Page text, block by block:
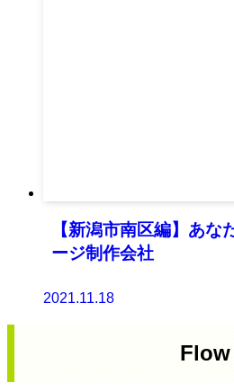
【新潟市南区編】あな
ージ制作会社
2021.11.18
Flow